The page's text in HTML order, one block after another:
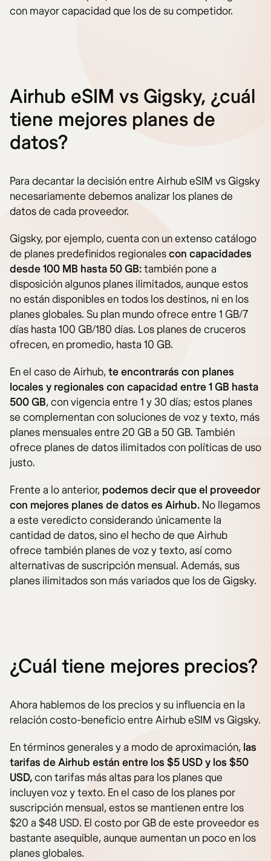
con mayor capacidad que los de su competidor.
Airhub eSIM vs Gigsky, ¿cuál
tiene mejores planes de
datos?
Para decantar la decisión entre Airhub eSIM vs Gigsky
necesariamente debemos analizar los planes de
datos de cada proveedor.
Gigsky, por ejemplo, cuenta con un extenso catálogo
de planes predefinidos regionalescon capacidades
desde 100 MB hasta 50 GB:también pone a
disposición algunos planes ilimitados, aunque estos
no están disponibles en todos los destinos, ni en los
planes globales. Su plan mundo ofrece entre 1 GB/7
días hasta 100 GB/180 días. Los planes de cruceros
ofrecen, en promedio, hasta 10 GB.
En el caso de Airhub,te encontrarás con planes
locales y regionales con capacidad entre 1 GB hasta
500 GB, con vigencia entre 1 y 30 días; estos planes
se complementan con soluciones de voz y texto, más
planes mensuales entre 20 GB a 50 GB. También
ofrece planes de datos ilimitados con políticas de uso
justo.
Frente a lo anterior, podemos decir que el proveedor
con mejores planes de datos es Airhub. No llegamos
a este veredicto considerando únicamente la
cantidad de datos, sino el hecho de que Airhub
ofrece también planes de voz y texto, así como
alternativas de suscripción mensual. Además, sus
planes ilimitados son más variados que los de Gigsky.
¿Cuál tiene mejores precios?
Ahora hablemos de los precios y su influencia en la
relación costo-beneficio entre Airhub eSIM vs Gigsky.
En términos generales y a modo de aproximación, las
tarifas de Airhub están entre los $5 USD y los $50
USD,con tarifas más altas para los planes que
incluyen voz y texto. En el caso de los planes por
suscripción mensual, estos se mantienen entre los
$20 a $48 USD. El costo por GB de este proveedor es
bastante asequible, aunque aumentan un poco en los
planes globales.